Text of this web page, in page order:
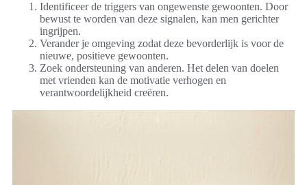
Identificeer de triggers van ongewenste gewoonten. Door
bewust te worden van deze signalen, kan men gerichter
ingrijpen.
Verander je omgeving zodat deze bevorderlijk is voor de
nieuwe, positieve gewoonten.
Zoek ondersteuning van anderen. Het delen van doelen
met vrienden kan de motivatie verhogen en
verantwoordelijkheid creëren.